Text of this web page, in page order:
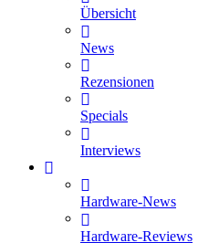
Übersicht
News
Rezensionen
Specials
Interviews
Hardware-News
Hardware-Reviews